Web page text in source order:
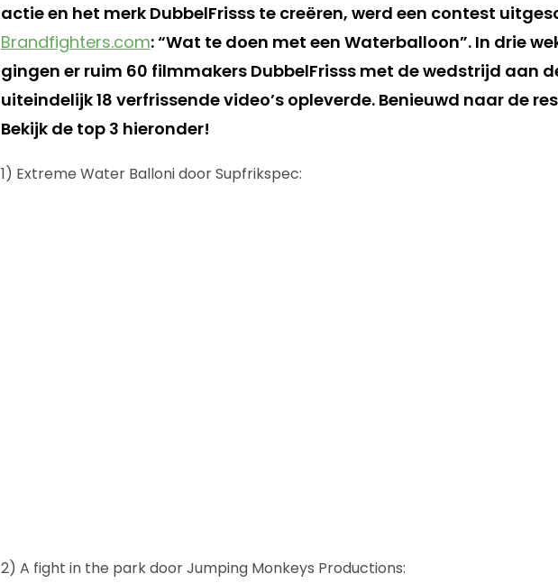
actie en het merk DubbelFrisss te creëren, werd een contest
Brandfighters.com: “Wat te doen met een Waterballoon”. In drie
gingen er ruim 60 filmmakers DubbelFrisss met de wedstrijd aan
uiteindelijk 18 verfrissende video’s opleverde. Benieuwd naar de
Bekijk de top 3 hieronder!
1) Extreme Water Balloni door Supfrikspec:
2) A fight in the park door Jumping Monkeys Productions: